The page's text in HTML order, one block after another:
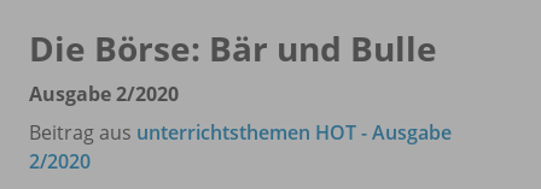
Die Börse: Bär und Bulle
Ausgabe 2/2020
Beitrag aus unterrichtsthemen HOT - Ausgabe
2/2020